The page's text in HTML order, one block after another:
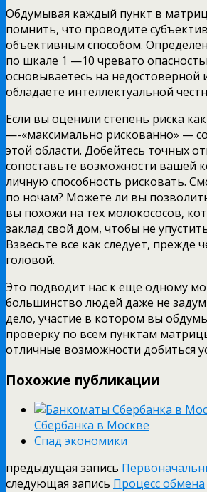
Обдумывая каждый пункт в
помнить, что проводите
объективным способом.
по шкале 1 —10 чревато
основываетесь на
обладаете интеллектуальной
Если вы оценили степень риска
—-«максимально рискованно» —
этой области. Добейтесь точных
сопоставьте возможности вашей
личную способность рисковать.
по ночам? Можете ли вы
вы похожи на тех молокососов,
заклад свой дом, чтобы не
Взвесьте все как следует, прежде
головой.
Это подводит нас к еще одному
большинство людей даже не
дело, участие в котором вы
проверку по всем пунктам
отличные возможности добиться
Похожие публикации
Сбербанка в Москве
Спад экономики
предыдущая запись
следующая запись Процесс обмена